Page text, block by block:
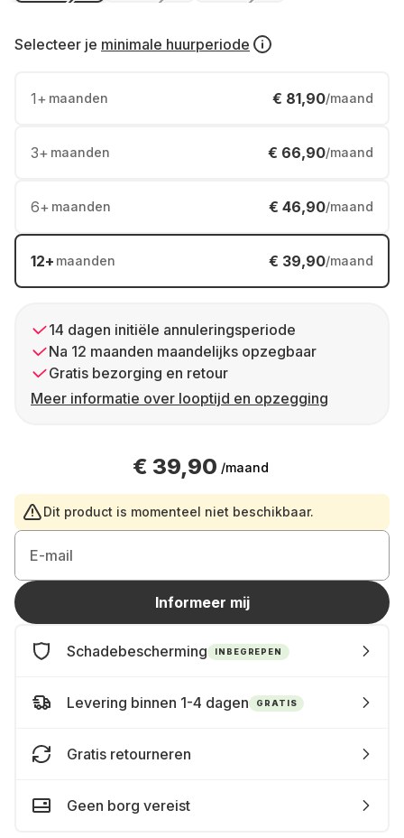
Selecteer je minimale huurperiode
1+ maanden € 81,90/maand
3+ maanden € 66,90/maand
6+ maanden € 46,90/maand
12+ maanden € 39,90/maand
14 dagen initiële annuleringsperiode
Na 12 maanden maandelijks opzegbaar
Gratis bezorging en retour
Meer informatie over looptijd en opzegging
€ 39,90 /maand
Dit product is momenteel niet beschikbaar.
E-mail
Informeer mij
Schadebescherming INBEGREPEN
Levering binnen 1-4 dagen GRATIS
Gratis retourneren
Geen borg vereist